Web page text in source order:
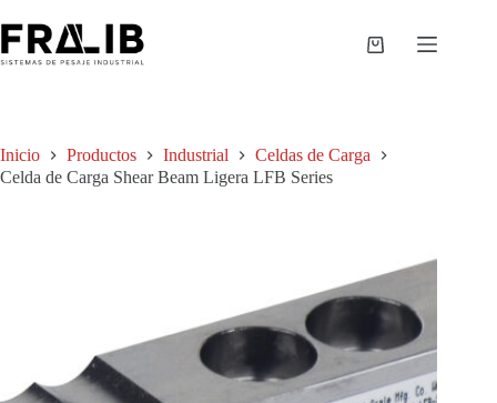
al
contenido
Shopping
Inicio Productos Industrial
Celdas de Carga
Celda de Carga Shear Beam Ligera LFB Series